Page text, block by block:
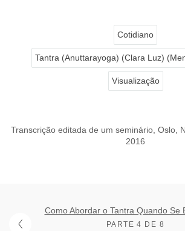
Cotidiano
Tantra (Anuttarayoga) (Clara Luz)
Visualização
Transcrição editada de um seminário, Oslo,
2016
Como Abordar o Tantra Quando Se
PARTE 4 DE 8